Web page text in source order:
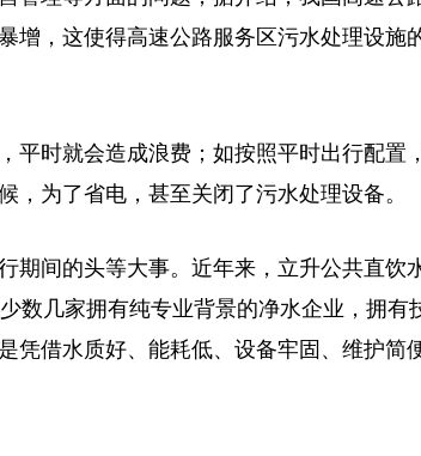
增，这使得高速公路服务区污水处理设施
平时就会造成浪费；如按照平时出行配置
为了省电，甚至关闭了污水处理设备。
期间的头等大事。 近年来，立升公共直饮
数几家拥有纯专业背景的净水企业，拥有
凭借水质好、能耗低、设备牢固、维护简